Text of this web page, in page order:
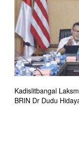
Kadislitbangal
BRIN Dr Dudu